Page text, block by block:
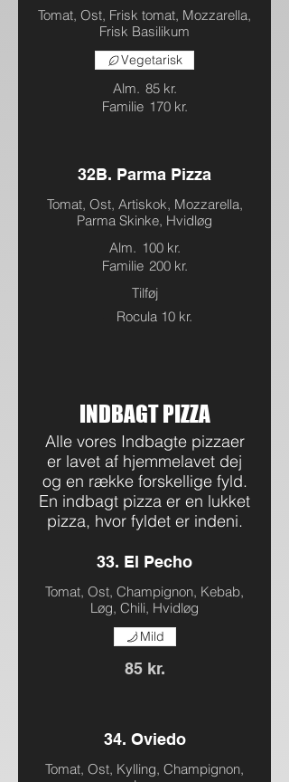
Tomat, Ost, Frisk tomat, Mozzarella,
Frisk Basilikum
Alm. 85 kr.
Familie 170 kr.
Vegetarisk
32B. Parma Pizza
Tomat, Ost, Artiskok, Mozzarella,
Parma Skinke, Hvidløg
Alm. 100 kr.
Familie 200 kr.
Tilføj
Rocula 10 kr.
INDBAGT PIZZA
Alle vores Indbagte pizzaer
er lavet af hjemmelavet dej
og en række forskellige fyld.
En indbagt pizza er en lukket
pizza, hvor fyldet er indeni.
33. El Pecho
Tomat, Ost, Champignon, Kebab,
Løg, Chili, Hvidløg
85 kr.
Mild
34. Oviedo
Tomat, Ost, Kylling, Champignon,